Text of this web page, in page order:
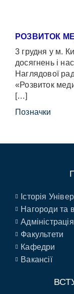
РОЗВИТОК
3 грудня у м.
досягнень і
Наглядової
«Розвиток
[…]
Позначки
Історія
Нагороди та
Адміністрація
Факультети
Кафедри
Вакансії